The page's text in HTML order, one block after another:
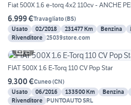
Fiat 500X 1.6 e-torq 4x2 110cv - ANCHE
6.999 €Travagliato(BS)
Usato
02/2018 231477 Km Benzina
Rivenditore 25039store.com
15
FIAT 500X 1.6 E-Torq 110 CV Pop Star
9.300 €Cuneo(CN)
Usato
06/2016 133500 Km Benzina
Rivenditore PUNTOAUTO SRL